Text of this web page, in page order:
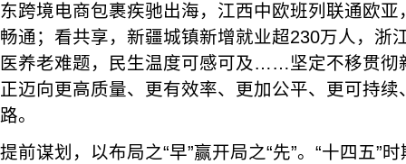
东跨境电商包裹疾驰出海，江西中欧班列联通欧
畅通；看共享，新疆城镇新增就业超230万人，浙
医养老难题，民生温度可感可及……坚定不移贯彻
正迈向更高质量、更有效率、更加公平、更可持
路。
提前谋划，以布局之“早”赢开局之“先”。“十四五”